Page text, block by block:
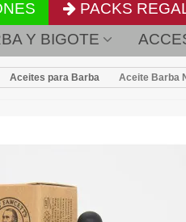
PACKS
Y BIGOTE
Aceites para Barba Aceite Barba